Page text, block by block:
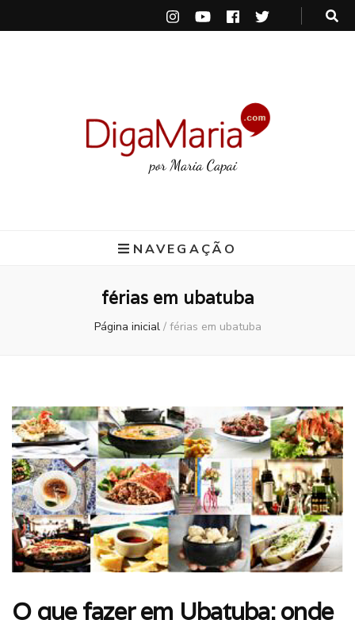
NAVEGAÇÃO
férias em ubatuba
Página inicial / férias em ubatuba
O que fazer em Ubatuba: onde